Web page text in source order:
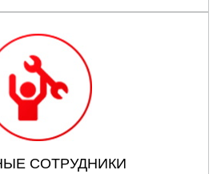
СОТРУДНИКИ